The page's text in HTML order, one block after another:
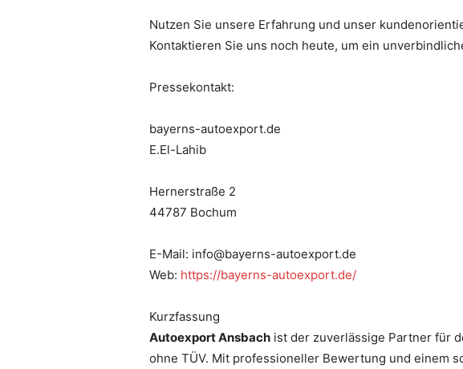
Nutzen Sie unsere Erfahrung und unser
Kontaktieren Sie uns noch heute, um ein
Pressekontakt:
bayerns-autoexport.de
E.El-Lahib
Hernerstraße 2
44787 Bochum
E-Mail: info@bayerns-autoexport.de
Web: https://bayerns-autoexport.de/
Kurzfassung
Autoexport Ansbach ist der zuverlässige Partner für
ohne TÜV. Mit professioneller Bewertung und einem